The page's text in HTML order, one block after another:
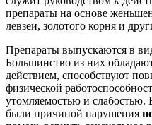
препараты на основе
левзеи, золотого корня и
Препараты выпускаются в
Большинство из них
действием, способствуют
физической
утомляемостью и слабостью.
были причиной нарушения